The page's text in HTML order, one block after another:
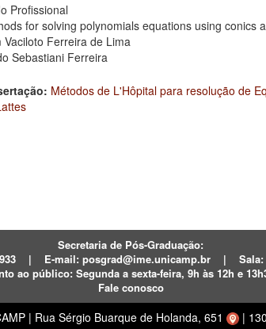
Profissional
for solving polynomials equations using conics
Vaciloto Ferreira de Lima
Sebastiani Ferreira
Métodos de L'Hôpital para resolução de
Secretaria de Pós-Graduação:
| E-mail: posgrad@ime.unicamp.br |
ao público: Segunda a sexta-feira, 9h às 12h e
Fale conosco
| Rua Sérgio Buarque de Holanda, 651 |